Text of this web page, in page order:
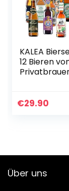
KALEA
12 Bieren
neue Biere
€29.90
Über uns